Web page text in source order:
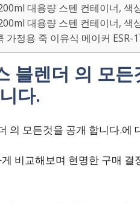
대용량 스텐 컨테이너, 색
대용량 스텐 컨테이너, 색
정용 죽 이유식 메이커 ESR-
블렌더 의 모
니다.
의 모든것을 공개 합니다.에
비교해보며 현명한 구매 결